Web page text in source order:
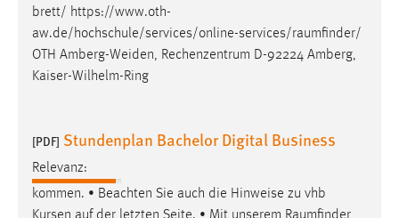
brett/ https://www.oth-
aw.de/hochschule/services/online-services/raumfinder/
OTH Amberg-Weiden, Rechenzentrum D-92224 Amberg,
Kaiser-Wilhelm-Ring
[PDF] Stundenplan Bachelor Digital Business
Relevanz:
kommen. • Beachten Sie auch die Hinweise zu vhb
Zweck:
Zugriffsstatistik
Cookie Laufzeit:
Max. 13 Monate
MARKETING
Marketing Cookies werden von Drittanbietern
verwendet, um personalisierte Werbung anzuzeigen.